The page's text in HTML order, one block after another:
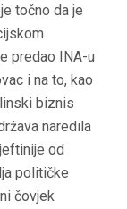
točno da je
predao INA-u
i na to, kao
biznis
naredila
od
političke
čovjek